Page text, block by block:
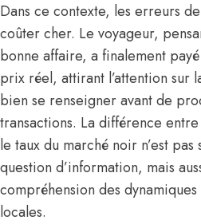
Dans ce contexte, les erreurs
coûter cher. Le voyageur,
bonne affaire, a finalement
prix réel, attirant l’attention sur
bien se renseigner avant de
transactions. La différence
le taux du marché noir n’est pas
question d’information, mais
compréhension des
locales.